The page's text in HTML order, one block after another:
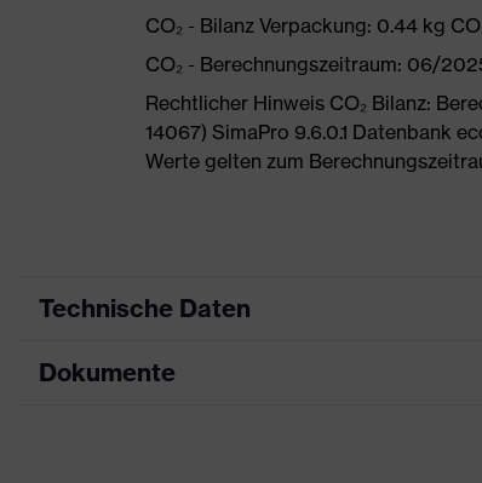
CO₂ - Bilanz Verpackung: 0.44 kg
CO₂ - Berechnungszeitraum: 06/
Rechtlicher Hinweis CO₂ Bilanz:
14067) SimaPro 9.6.0.1 Datenbank
Werte gelten zum
Technische Daten
Produktart
Dokumente